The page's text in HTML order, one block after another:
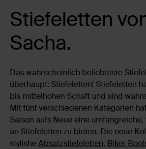
Stiefeletten
Sacha.
Das wahrscheinlich beliebteste
überhaupt: Stiefeletten! Stiefeletten
bis mittelhohen Schaft und sind
Mit fünf verschiedenen Kategorien
Saison aufs Neue eine
an Stiefeletten zu bieten. Die neue
stylisheAbsatzstiefeletten, Biker